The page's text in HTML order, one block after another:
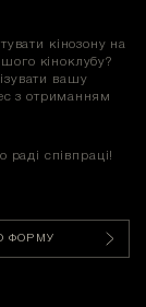
кінозону на
кіноклубу?
вашу
з отриманням
раді співпраці!
ФОРМУ